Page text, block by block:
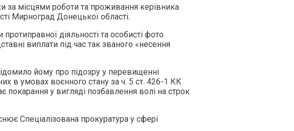
місцями роботи та проживання керівника
Мирноград Донецької області.
діяльності та особисті фото
виплати під час так званого «несення
йому про підозру у перевищенні
в умовах воєнного стану за ч. 5 ст. 426-1 КК
покарання у вигляді позбавлення волі на строк
Спеціалізована прокуратура у сфері